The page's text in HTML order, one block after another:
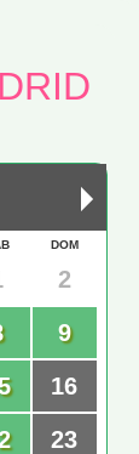
DOM
2
9
16
23